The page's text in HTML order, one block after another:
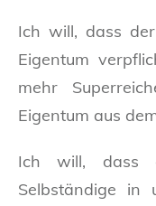
Ich will, dass
Eigentum
mehr
Eigentum aus
Ich will, dass
Selbständige in